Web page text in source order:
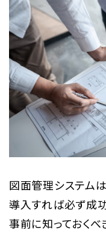
図面管理システム
導入すれば必ず成
事前に知っておくべ